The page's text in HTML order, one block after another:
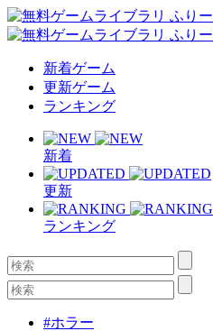
新着ゲーム
更新ゲーム
ランキング
新着
更新
ランキング
#ホラー